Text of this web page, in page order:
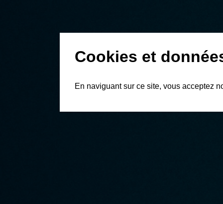
Cookies et
En naviguant sur ce site, vous acceptez